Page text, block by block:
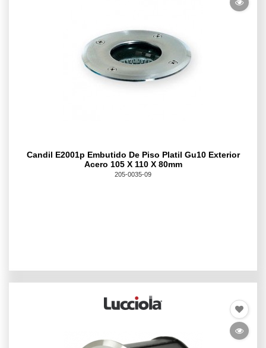
Candil E2001p Embutido De Piso Platil Gu10 Exterior
Acero 105 X 110 X 80mm
205-0035-09